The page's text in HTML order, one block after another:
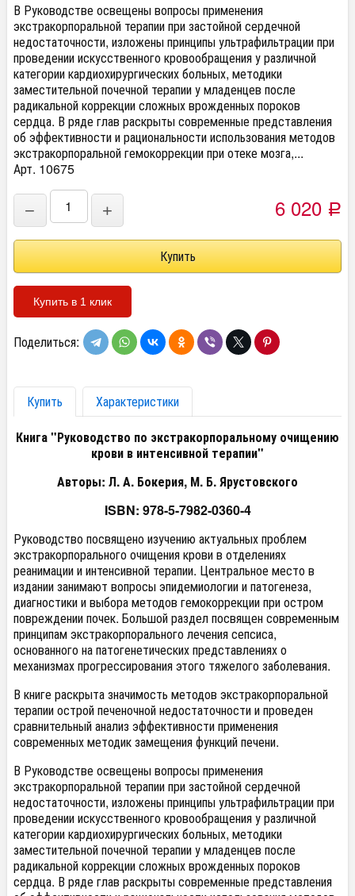
В Руководстве освещены вопросы применения
экстракорпоральной терапии при застойной сердечной
недостаточности, изложены принципы ультрафильтрации при
проведении искусственного кровообращения у различной
категории кардиохирургических больных, методики
заместительной почечной терапии у младенцев после
радикальной коррекции сложных врожденных пороков
сердца. В ряде глав раскрыты современные представления
об эффективности и рациональности использования методов
экстракорпоральной гемокоррекции при отеке мозга,...
Арт. 10675
− + 6 020 Р
Купить в 1 клик
Поделиться:
Купить
Характеристики
Книга "Руководство по экстракорпоральному очищению
крови в интенсивной терапии"
Авторы: Л. А. Бокерия, М. Б. Ярустовского
ISBN: 978-5-7982-0360-4
Руководство посвящено изучению актуальных проблем
экстракорпорального очищения крови в отделениях
реанимации и интенсивной терапии. Центральное место в
издании занимают вопросы эпидемиологии и патогенеза,
диагностики и выбора методов гемокоррекции при остром
повреждении почек. Большой раздел посвящен современным
принципам экстракорпорального лечения сепсиса,
основанного на патогенетических представлениях о
механизмах прогрессирования этого тяжелого заболевания.
В книге раскрыта значимость методов экстракорпоральной
терапии острой печеночной недостаточности и проведен
сравнительный анализ эффективности применения
современных методик замещения функций печени.
В Руководстве освещены вопросы применения
экстракорпоральной терапии при застойной сердечной
недостаточности, изложены принципы ультрафильтрации при
проведении искусственного кровообращения у различной
категории кардиохирургических больных, методики
заместительной почечной терапии у младенцев после
радикальной коррекции сложных врожденных пороков
сердца. В ряде глав раскрыты современные представления